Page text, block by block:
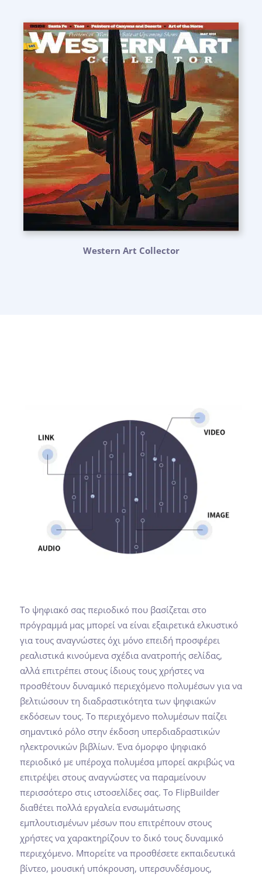
Western Art Collector
Το ψηφιακό σας περιοδικό που βασίζεται στο
πρόγραμμά μας μπορεί να είναι εξαιρετικά ελκυστικό
για τους αναγνώστες όχι μόνο επειδή προσφέρει
ρεαλιστικά κινούμενα σχέδια ανατροπής σελίδας,
αλλά επιτρέπει στους ίδιους τους χρήστες να
προσθέτουν δυναμικό περιεχόμενο πολυμέσων για να
βελτιώσουν τη διαδραστικότητα των ψηφιακών
εκδόσεων τους. Το περιεχόμενο πολυμέσων παίζει
σημαντικό ρόλο στην έκδοση υπερδιαδραστικών
ηλεκτρονικών βιβλίων. Ένα όμορφο ψηφιακό
περιοδικό με υπέροχα πολυμέσα μπορεί ακριβώς να
επιτρέψει στους αναγνώστες να παραμείνουν
περισσότερο στις ιστοσελίδες σας. Το FlipBuilder
διαθέτει πολλά εργαλεία ενσωμάτωσης
εμπλουτισμένων μέσων που επιτρέπουν στους
χρήστες να χαρακτηρίζουν το δικό τους δυναμικό
περιεχόμενο. Μπορείτε να προσθέσετε εκπαιδευτικά
βίντεο, μουσική υπόκρουση, υπερσυνδέσμους,